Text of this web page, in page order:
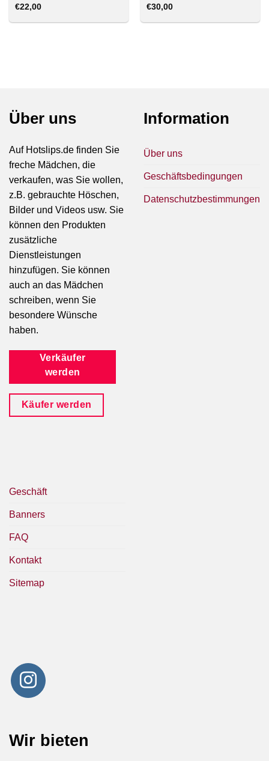
€22,00 €30,00
Über uns
Auf Hotslips.de finden Sie
freche Mädchen, die
verkaufen, was Sie wollen,
z.B. gebrauchte Höschen,
Bilder und Videos usw. Sie
können den Produkten
zusätzliche
Dienstleistungen
hinzufügen. Sie können
auch an das Mädchen
schreiben, wenn Sie
besondere Wünsche
haben.
Verkäufer
werden
Käufer werden
Information
Über uns
Geschäftsbedingungen
Datenschutzbestimmungen
Geschäft
Banners
FAQ
Kontakt
Sitemap
Wir bieten